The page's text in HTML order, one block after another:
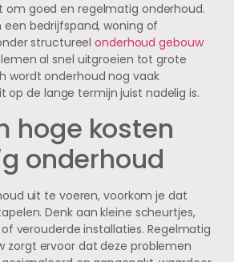
om goed en regelmatig onderhoud.
bedrijfspand, woning of
structureelonderhoud gebouw
al snel uitgroeien tot grote
wordt onderhoud nog vaak
op de lange termijn juist nadelig is.
hoge kosten
onderhoud
uit te voeren, voorkom je dat
Denk aan kleine scheurtjes,
verouderde installaties. Regelmatig
zorgt ervoor dat deze problemen